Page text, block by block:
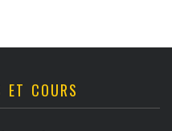
ET COURS